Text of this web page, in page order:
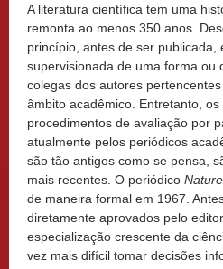
A literatura científica tem uma
remonta ao menos 350 anos.
princípio, antes de ser publicada,
supervisionada de uma forma ou
colegas dos autores
âmbito acadêmico. Entretanto, os
procedimentos de avaliação por
atualmente pelos periódicos
são tão antigos como se pensa,
mais recentes. O periódico Nature
de maneira formal em 1967.
diretamente aprovados pelo
especialização crescente da
vez mais difícil tomar decisões